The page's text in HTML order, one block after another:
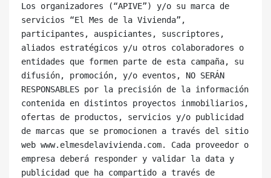
Los organizadores (“APIVE”) y/o su marca de
servicios “El Mes de la Vivienda”,
participantes, auspiciantes, suscriptores,
aliados estratégicos y/u otros colaboradores o
entidades que formen parte de esta campaña, su
difusión, promoción, y/o eventos, NO SERÁN
RESPONSABLES por la precisión de la información
contenida en distintos proyectos inmobiliarios,
ofertas de productos, servicios y/o publicidad
de marcas que se promocionen a través del sitio
web www.elmesdelavivienda.com. Cada proveedor o
empresa deberá responder y validar la data y
publicidad que ha compartido a través de